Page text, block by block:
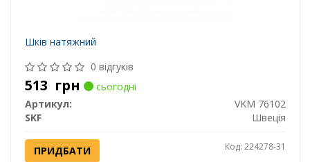
Шків натяжний
0 відгуків
513 грн
сьогодні
Артикул:
VKM 76102
SKF
Швеція
ПРИДБАТИ Код: 224278-31